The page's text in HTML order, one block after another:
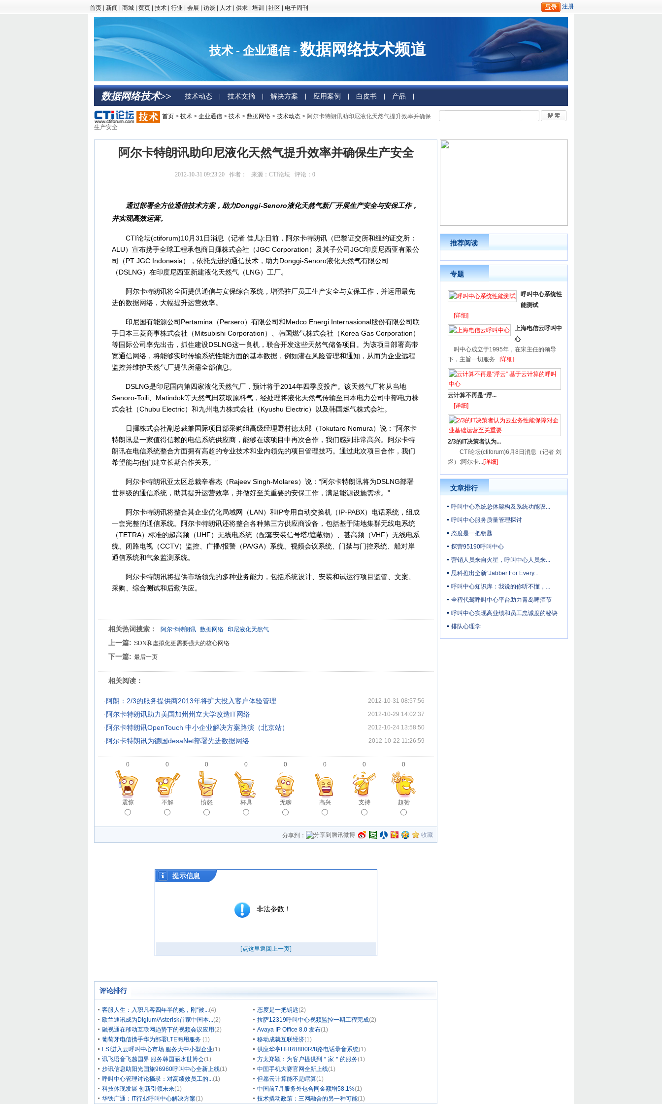
首页 新闻 商城 黄页 技术 行业 会展 访谈 人才 供求 培训 社区 电子周刊
技术 - 企业通信 - 数据网络技术频道
数据网络技术>> 技术动态 技术文摘 解决方案 应用案例 白皮书 产品
首页 > 技术 > 企业通信 > 技术 > 数据网络 > 技术动态 > 阿尔卡特朗讯助印尼液化天然气提升效率并确保
生产安全
阿尔卡特朗讯助印尼液化天然气提升效率并确保生产安全
2012-10-31 09:23:20 作者： 来源： CTI论坛 评论： 0
通过部署全方位通信技术方案，助力Donggi-Senoro液化天然气新厂开展生产安全与安保工作，
并实现高效运营。
CTI论坛(ctiforum)10月31日消息（记者 佳儿):日前，阿尔卡特朗讯（巴黎证交所和纽约证交所：
ALU）宣布携手全球工程承包商日揮株式会社（JGC Corporation）及其子公司JGC印度尼西亚有限公
司（PT JGC Indonesia），依托先进的通信技术，助力Donggi-Senoro液化天然气有限公司
（DSLNG）在印度尼西亚新建液化天然气（LNG）工厂。
阿尔卡特朗讯将全面提供通信与安保综合系统，增强驻厂员工生产安全与安保工作，并运用最先
进的数据网络，大幅提升运营效率。
印尼国有能源公司Pertamina（Persero）有限公司和Medco Energi Internasional股份有限公司联
手日本三菱商事株式会社（Mitsubishi Corporation）、韩国燃气株式会社（Korea Gas Corporation）
等国际公司率先出击，抓住建设DSLNG这一良机，联合开发这些天然气储备项目。为该项目部署高带
宽通信网络，将能够实时传输系统性能方面的基本数据，例如潜在风险管理和通知，从而为企业远程
监控并维护天然气厂提供所需全部信息。
DSLNG是印尼国内第四家液化天然气厂，预计将于2014年四季度投产。该天然气厂将从当地
Senoro-Toili、Matindok等天然气田获取原料气，经处理将液化天然气传输至日本电力公司中部电力株
式会社（Chubu Electric）和九州电力株式会社（Kyushu Electric）以及韩国燃气株式会社。
日揮株式会社副总裁兼国际项目部采购组高级经理野村德太郎（Tokutaro Nomura）说：“阿尔卡
特朗讯是一家值得信赖的电信系统供应商，能够在该项目中再次合作，我们感到非常高兴。阿尔卡特
朗讯在电信系统整合方面拥有高超的专业技术和业内领先的项目管理技巧。通过此次项目合作，我们
希望能与他们建立长期合作关系。”
阿尔卡特朗讯亚太区总裁辛睿杰（Rajeev Singh-Molares）说：“阿尔卡特朗讯将为DSLNG部署
世界级的通信系统，助其提升运营效率，并做好至关重要的安保工作，满足能源设施需求。”
阿尔卡特朗讯将整合其企业优化局域网（LAN）和IP专用自动交换机（IP-PABX）电话系统，组成
一套完整的通信系统。阿尔卡特朗讯还将整合各种第三方供应商设备，包括基于陆地集群无线电系统
（TETRA）标准的超高频（UHF）无线电系统（配套安装信号塔/遮蔽物）、甚高频（VHF）无线电系
统、闭路电视（CCTV）监控、广播/报警（PA/GA）系统、视频会议系统、门禁与门控系统、船对岸
通信系统和气象监测系统。
阿尔卡特朗讯将提供市场领先的多种业务能力，包括系统设计、安装和试运行项目监管、文案、
采购、综合测试和后勤供应。
相关热词搜索： 阿尔卡特朗讯 数据网络 印尼液化天然气
上一篇: SDN和虚拟化更需要强大的核心网络
下一篇: 最后一页
相关阅读：
· 阿朗：2/3的服务提供商2013年将扩大投入客户体验管理 2012-10-31 08:57:56
· 阿尔卡特朗讯助力美国加州州立大学改造IT网络 2012-10-29 14:02:37
· 阿尔卡特朗讯OpenTouch 中小企业解决方案路演（北京站） 2012-10-24 13:58:50
· 阿尔卡特朗讯为德国desaNet部署先进数据网络 2012-10-22 11:26:59
0
震惊
0
不解
0
愤怒
0
杯具
0
无聊
0
高兴
0
支持
0
超赞
分享到： 收藏
评论排行
客服人生：入职凡客四年半的她，刚“被...(4) 态度是一把钥匙(2)
欧兰通讯成为Digium/Asterisk首家中国本...(2) 拉萨12319呼叫中心视频监控一期工程完成(2)
融视通在移动互联网趋势下的视频会议应用(2) Avaya IP Office 8.0 发布(1)
葡萄牙电信携手华为部署LTE商用服务 (1) 移动成就互联经济(1)
LSI进入云呼叫中心市场 服务大中小型企业(1) 供应华亨HHR8800R/8路电话录音系统(1)
讯飞语音飞越国界 服务韩国丽水世博会(1) 方太郑颖：为客户提供到＂家＂的服务(1)
步讯信息助阳光国旅96960呼叫中心全新上线(1) 中国手机大赛官网全新上线(1)
呼叫中心管理讨论摘录：对高绩效员工的...(1) 但愿云计算能不是瞎算(1)
科技体现发展 创新引领未来(1) 中国前7月服务外包合同金额增58.1%(1)
华铁广通：IT行业呼叫中心解决方案(1) 技术撬动政策：三网融合的另一种可能(1)
推荐阅读
专题
呼叫中心系统性
能测试
[详细]
上海电信云呼叫中
心
叫中心成立于1995年，在宋主任的领导
下，主旨一切服务...[详细]
云计算不再是“浮...
[详细]
2/3的IT决策者认为...
CTI论坛(ctiforum)6月8日消息（记者 刘
煜）:阿尔卡...[详细]
文章排行
呼叫中心系统总体架构及系统功能设...
呼叫中心服务质量管理探讨
态度是一把钥匙
探营95190呼叫中心
营销人员来自火星，呼叫中心人员来...
思科推出全新“Jabber For Every...
呼叫中心知识库：我说的你听不懂，...
全程代驾呼叫中心平台助力青岛啤酒节
呼叫中心实现高业绩和员工忠诚度的秘诀
排队心理学